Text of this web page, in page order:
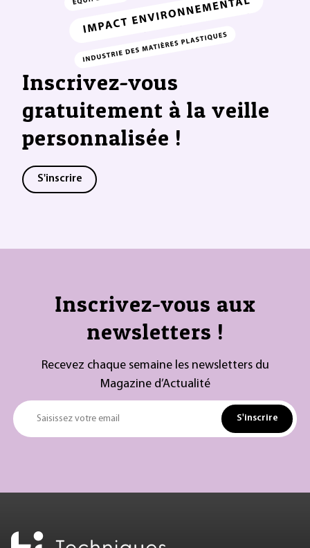
Inscrivez-vous
gratuitement à la veille
personnalisée !
S'inscrire
Inscrivez-vous aux
newsletters !
Recevez chaque semaine les newsletters du
Magazine d’Actualité
Saisissez votre email S'inscrire